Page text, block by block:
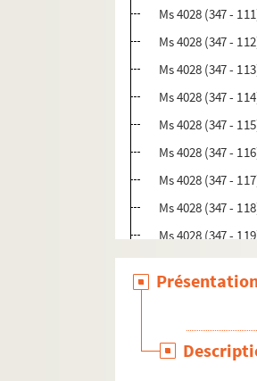
Ms 4028 (347 -
Ms 4028 (347 -
Ms 4028 (347 -
Ms 4028 (347 -
Ms 4028 (347 -
Ms 4028 (347 -
Ms 4028 (347 -
Ms 4028 (347 -
Ms 4028 (347 -
Ms 4028 (347 -
Ms 4028 (347 -
Ms 4028 (347 -
Ms 4028 (347 -
Ms 4028 (347 -